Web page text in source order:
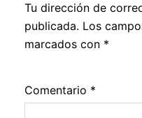
Tu dirección de
publicada. Los
marcados con *
Comentario *